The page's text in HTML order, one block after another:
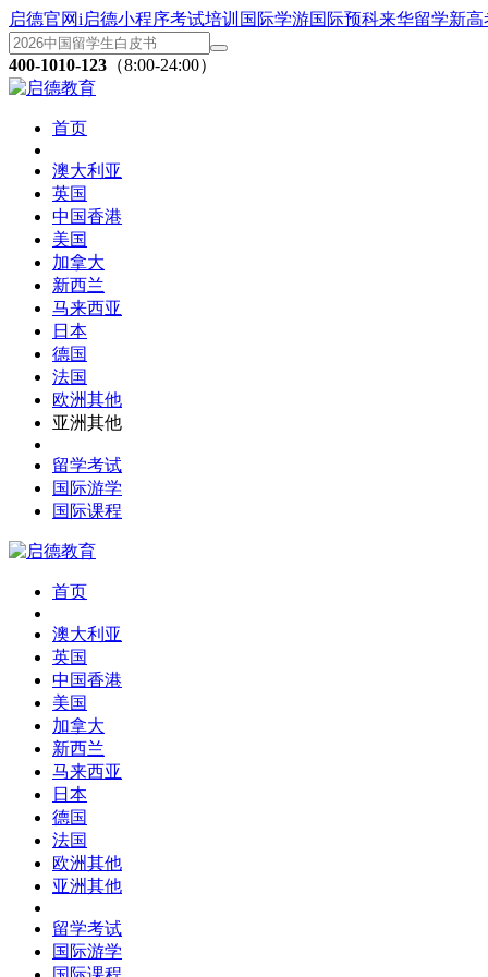
启德官网i启德小程序考试培训 国际学游国际预科来华留学新高
400-1010-123 （8:00-24:00）
首页
澳大利亚
英国
中国香港
美国
加拿大
新西兰
马来西亚
日本
德国
法国
欧洲其他
亚洲其他
留学考试
国际游学
国际课程
首页
澳大利亚
英国
中国香港
美国
加拿大
新西兰
马来西亚
日本
德国
法国
欧洲其他
亚洲其他
留学考试
国际游学